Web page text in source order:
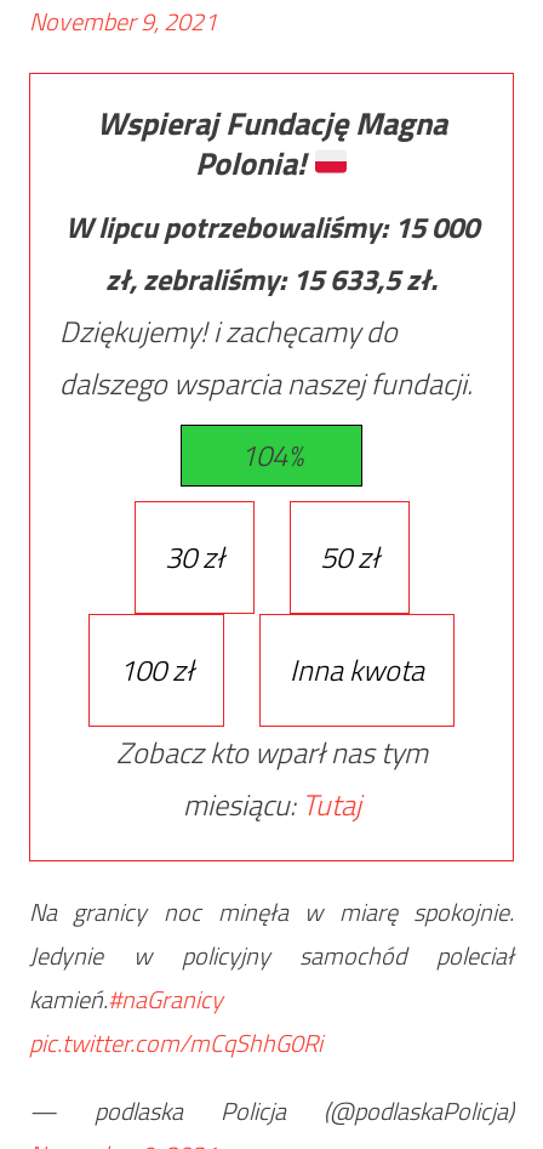
November 9, 2021
Wspieraj Fundację Magna
Polonia!
W lipcu potrzebowaliśmy: 15 000
zł, zebraliśmy: 15 633,5zł.
Dziękujemy! i zachęcamy do
dalszego wsparcia naszej fundacji.
104%
30 zł 50 zł
100 zł
Inna kwota
Zobacz kto wparł nas tym
miesiącu: Tutaj
Na granicy noc minęła w miarę spokojnie.
Jedynie w policyjny samochód poleciał
kamień.#naGranicy
pic.twitter.com/mCqShhG0Ri
— podlaska Policja (@podlaskaPolicja)